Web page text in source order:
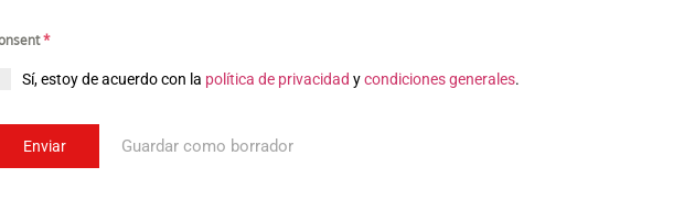
*
Sí, estoy de acuerdo con la política de privacidad ycondiciones generales.
Enviar Guardar como borrador